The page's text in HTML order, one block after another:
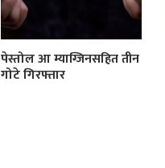
पेस्तोल आ म्याग्जिनसहित तीन
गोटे गिरफ्तार